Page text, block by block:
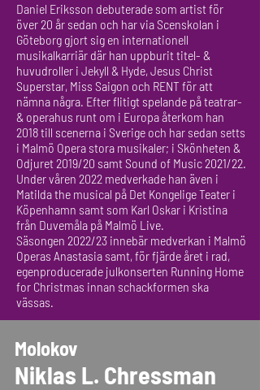
Daniel Eriksson debuterade som artist för
över 20 år sedan och har via Scenskolan i
Göteborg gjort sig en internationell
musikalkarriär där han uppburit titel- &
huvudroller i Jekyll & Hyde, Jesus Christ
Superstar, Miss Saigon och RENT för att
nämna några. Efter flitigt spelande på teatrar-
& operahus runt om i Europa återkom han
2018 till scenerna i Sverige och har sedan setts
i Malmö Opera stora musikaler; i Skönheten &
Odjuret 2019/20 samt Sound of Music 2021/22.
Under våren 2022 medverkade han även i
Matilda the musical på Det Kongelige Teater i
Köpenhamn samt som Karl Oskar i Kristina
från Duvemåla på Malmö Live.
Säsongen 2022/23 innebär medverkan i Malmö
Operas Anastasia samt, för fjärde året i rad,
egenproducerade julkonserten Running Home
for Christmas innan schackformen ska
vässas.
Molokov
Niklas L. Chressman